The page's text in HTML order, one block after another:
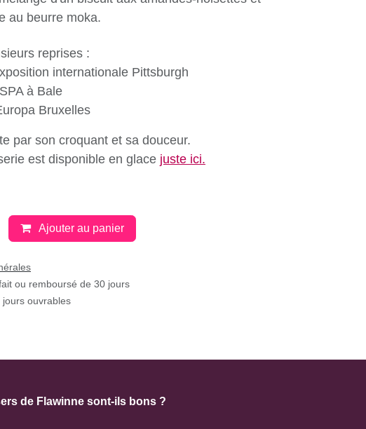
d'une crème au beurre moka.
reprises :
internationale Pittsburgh
à Bale
Bruxelles
par son croquant et sa douceur.
est disponible en glacejuste ici.
Ajouter au panier
ou remboursé de 30 jours
ouvrables
de Flawinne sont-ils bons ?